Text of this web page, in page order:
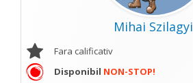
Mihai Szilagyi
Fara calificativ
Disponibil NON-STOP!